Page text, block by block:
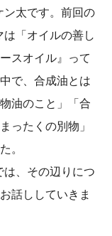
ン太です。前回の
「オイルの善し
スオイル』って
で、合成油とは
油のこと」「合
ったくの別物」
。
は、その辺りにつ
話ししていきま